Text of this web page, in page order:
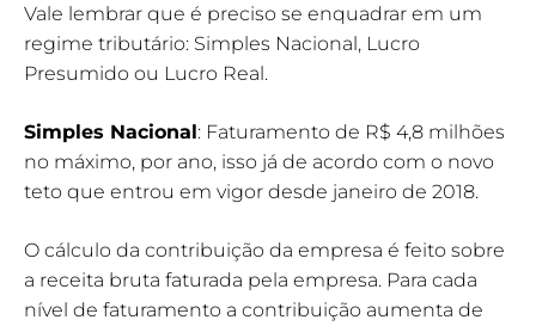
Vale lembrar que é preciso se enquadrar em um
regime tributário: Simples Nacional, Lucro
Presumido ou Lucro Real.
Simples Nacional: Faturamento de R$ 4,8 milhões
no máximo, por ano, isso já de acordo com o novo
teto que entrou em vigor desde janeiro de 2018.
O cálculo da contribuição da empresa é feito sobre
a receita bruta faturada pela empresa. Para cada
nível de faturamento a contribuição aumenta de